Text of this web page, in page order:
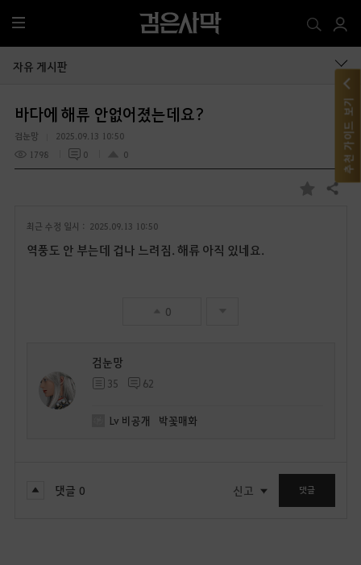
전
체
메
자유 게시판
바다에 해류 안없어졌는데요?
검눈망
2025.09.13 10:50
1798
0 0
즐
공유하기
최근 수정 일시 : 2025.09.13 10:50
역풍도 안 부는데 겁나 느려짐. 해류 아직 있네요.
0
검눈망
35 62
Lv 비공개 박꽃매화
댓글 0 신고 댓글
추천 가이드 보기